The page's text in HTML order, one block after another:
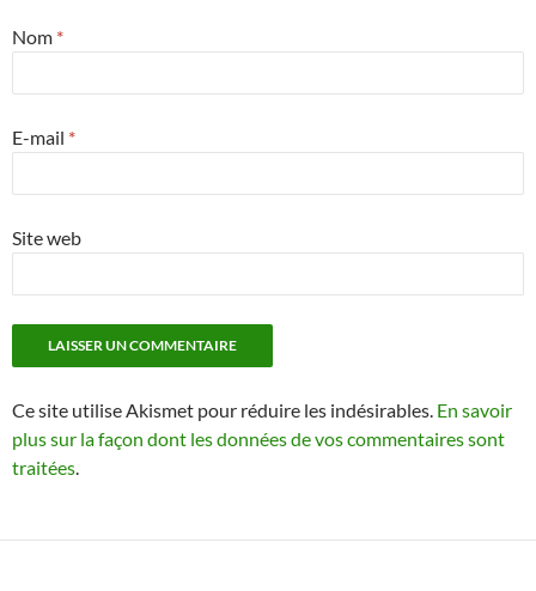
Nom *
E-mail *
Site web
Ce site utilise Akismet pour réduire les indésirables. En savoir
plus sur la façon dont les données de vos commentaires sont
traitées.